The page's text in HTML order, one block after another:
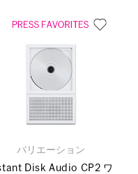
バリエーション
Disk Audio CP2 ワ